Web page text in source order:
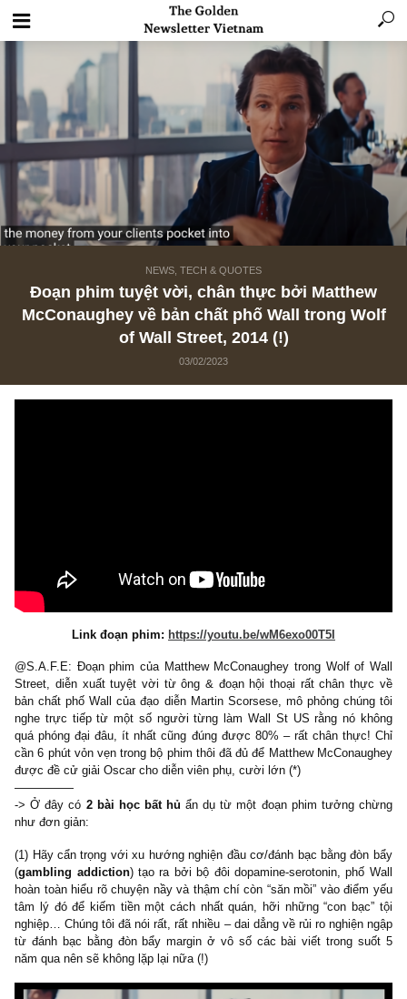
NEWS, TECH & QUOTES
Đoạn phim tuyệt vời, chân thực bởi
McConaughey về bản chất phố Wall trong
03/02/2023
Link đoạn phim: https://youtu.be/wM6exo00T5I
@S.A.F.E: Đoạn phim của Matthew McConaughey trong Wolf
Street, diễn xuất tuyệt vời từ ông & đoạn hội thoại rất chân
bản chất phố Wall của đạo diễn Martin Scorsese, mô phỏng
nghe trực tiếp từ một số người từng làm Wall St US rằng nó
quá phóng đại đâu, ít nhất cũng đúng được 80% – rất chân
được đề cử giải Oscar cho diễn viên phụ, cười lớn (*)
—————
-> Ở đây có 2 bài học bất hủẩn dụ từ một đoạn phim tưởng
như đơn giản:
(1) Hãy cẩn trọng với xu hướng nghiện đầu cơ/đánh bạc bằng
gambling addiction) tạo ra bởi bộ đôi dopamine-serotonin,
hoàn toàn hiểu rõ chuyện nầy và thậm chí còn “săn mồi” vào